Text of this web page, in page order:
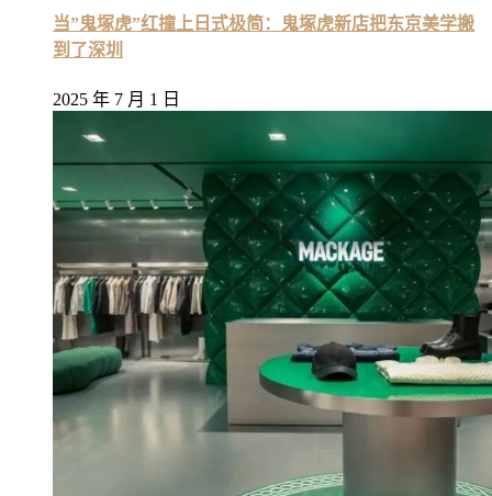
当”鬼塚虎”红撞上日式极简：鬼塚虎新店把东京美学搬
到了深圳
2025 年 7 月 1 日